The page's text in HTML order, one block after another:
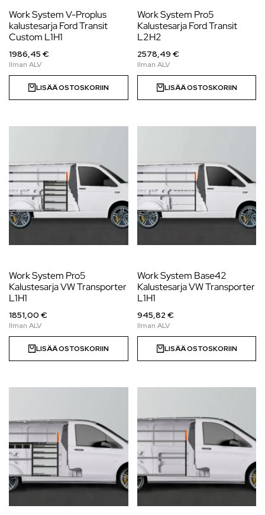
Work System V-Proplus
kalustesarja Ford Transit
Custom L1H1
1986,45 €
LISÄÄ OSTOSKORIIN
Work System Pro5
Kalustesarja Ford Transit
L2H2
2578,49 €
LISÄÄ OSTOSKORIIN
Work System Pro5
Kalustesarja VW Transporter
L1H1
1851,00 €
LISÄÄ OSTOSKORIIN
Work System Base42
Kalustesarja VW Transporter
L1H1
945,82 €
LISÄÄ OSTOSKORIIN